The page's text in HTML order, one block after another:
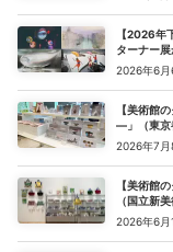
【2026年
ターナー
2026年6月
【美術館
―」（東京
2026年7月
【美術館
（国立新
2026年6月